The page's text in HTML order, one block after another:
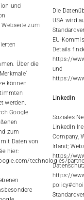
und
zum
Über die
können
werden.
Google
zum
Daten von
hier:
technologies/
Die
USA wird
EU-
Details
https://
und
https://
LinkedIn
Soziales
LinkedIn
Company,
Irland;
https://
https://